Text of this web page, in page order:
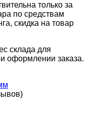
только за
по средствам
скидка на товар
склада для
оформлении заказа.